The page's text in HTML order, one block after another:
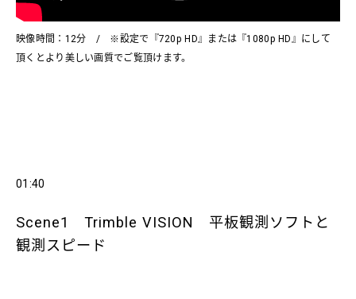
映像時間：12分 / ※設定で『720p HD』または『1080p HD』にして
頂くとより美しい画質でご覧頂けます。
01:40
Scene1 Trimble VISION 平板観測ソフトと
観測スピード